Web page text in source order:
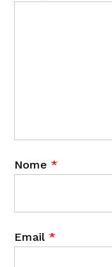
Nome *
Email *